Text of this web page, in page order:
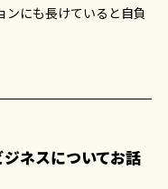
にも長けていると自負
ネスについてお話